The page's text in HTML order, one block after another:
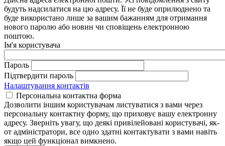
будуть надсилатися на цю адресу. Її не буде оприлюднено та
буде використано лише за вашим бажанням для отримання
нового паролю або новин чи сповіщень електронною
поштою.
Ім'я користувача
Пароль
Підтвердити пароль
Налаштування контактів
Персональна контактна форма
Дозволити іншим користувачам листуватися з вами через
персональну контактну форму, що приховує вашу електронну
адресу. Зверніть увагу, що деякі привілейовані користувачі, як-
от адміністратори, все одно здатні контактувати з вами навіть
якщо цей функціонал вимкнено.